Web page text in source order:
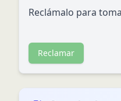
Reclámalo para
Reclamar